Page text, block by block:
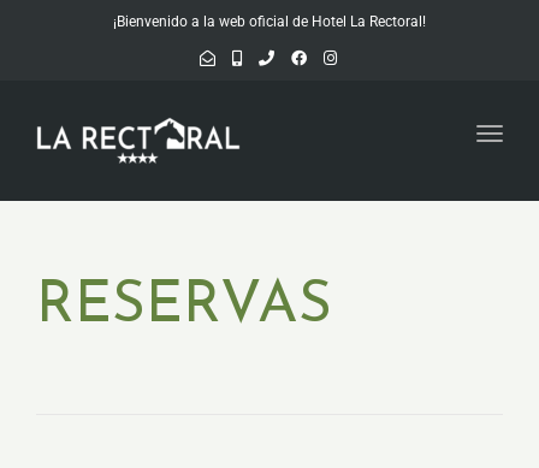
¡Bienvenido a la web oficial de Hotel La Rectoral!
RESERVAS